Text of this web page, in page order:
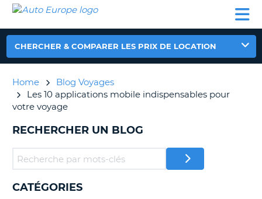
LOCATION
VOITURE
CAMPING-
CAR
CLIENT
AUTO
EUROPE
LOCATION
VOITURE
CAR
PARTENAIRES
SUPPORT
MA
RÉSERVATION
CHERCHER & COMPARER LES PRIX DE LOCATION
Home
Blog Voyages
Les 10 applications mobile indispensables pour
votre voyage
RECHERCHER UN BLOG
CATÉGORIES